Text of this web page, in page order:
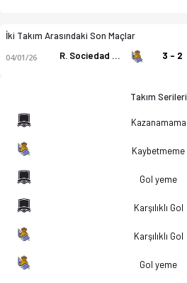
İki Takım Arasındaki Son Maçlar
04/01/26 R. Sociedad U19 3 - 2
Takım Serileri
Kazanamama
Kaybetmeme
Gol yeme
Karşılıklı Gol
Karşılıklı Gol
Gol yeme